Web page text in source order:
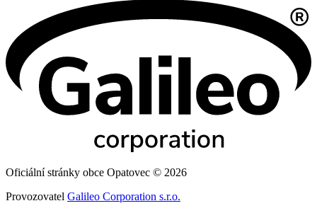
Oficiální stránky obce Opatovec © 2026
Provozovatel Galileo Corporation s.r.o.